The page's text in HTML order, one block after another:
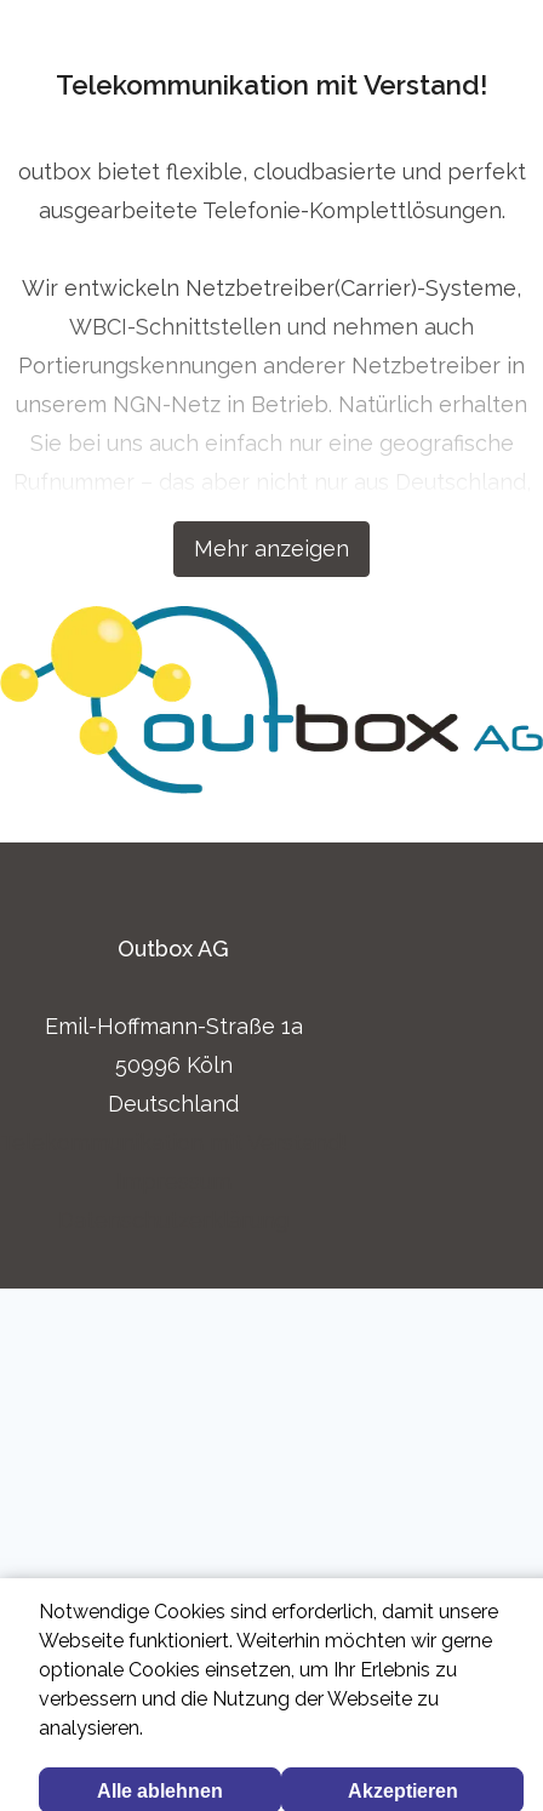
Notwendige Cookies sind erforderlich, damit unsere
Webseite funktioniert. Weiterhin möchten wir gerne
optionale Cookies einsetzen, um Ihr Erlebnis zu
verbessern und die Nutzung der Webseite zu
analysieren.
Alle ablehnen Akzeptieren
Telekommunikation mit Verstand!
Mehr anzeigen
outbox bietet flexible, cloudbasierte und perfekt
ausgearbeitete Telefonie-Komplettlösungen.
Wir entwickeln Netzbetreiber(Carrier)-Systeme,
WBCI-Schnittstellen und nehmen auch
Portierungskennungen anderer Netzbetreiber in
unserem NGN-Netz in Betrieb. Natürlich erhalten
Sie bei uns auch einfach nur eine geografische
Rufnummer – das aber nicht nur aus Deutschland,
sondern auf Wunsch auch aus über 50 Ländern
weltweit. Getreu dem Motto „Wenn wir etwas
unsere Kommunikationslösungen für Ihren Erfolg
konzipiert.
Outbox AG
Emil-Hoffmann-Straße 1a
50996 Köln
Deutschland